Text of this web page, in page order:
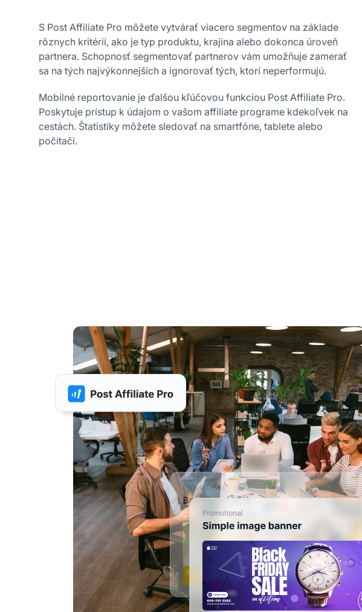
S Post Affiliate Pro môžete vytvárať viacero segmentov na základe
rôznych kritérií, ako je typ produktu, krajina alebo dokonca úroveň
partnera. Schopnosť segmentovať partnerov vám umožňuje zamerať
sa na tých najvýkonnejších a ignorovať tých, ktorí neperformujú.
Mobilné reportovanie je ďalšou kľúčovou funkciou Post Affiliate Pro.
Poskytuje prístup k údajom o vašom affiliate programe kdekoľvek na
cestách. Štatistiky môžete sledovať na smartfóne, tablete alebo
počítači.